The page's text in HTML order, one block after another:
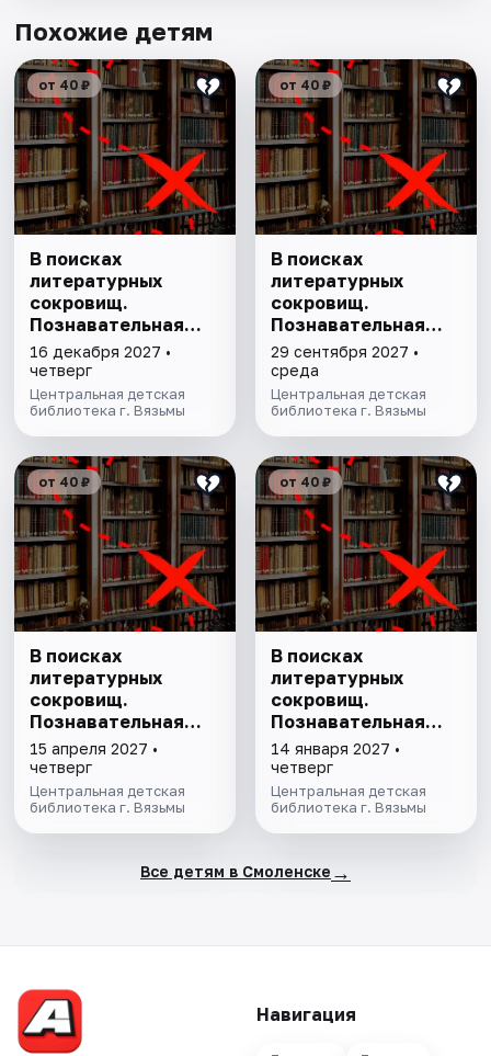
Похожие детям
от 40 ₽
В поисках
литературных
сокровищ.
Познавательная
программа
16 декабря 2027 •
четверг
Центральная детская
библиотека г. Вязьмы
от 40 ₽
В поисках
литературных
сокровищ.
Познавательная
программа
29 сентября 2027 •
среда
Центральная детская
библиотека г. Вязьмы
от 40 ₽
В поисках
литературных
сокровищ.
Познавательная
программа
15 апреля 2027 •
четверг
Центральная детская
библиотека г. Вязьмы
от 40 ₽
В поисках
литературных
сокровищ.
Познавательная
программа
14 января 2027 •
четверг
Центральная детская
библиотека г. Вязьмы
Все детям в Смоленске →
Навигация